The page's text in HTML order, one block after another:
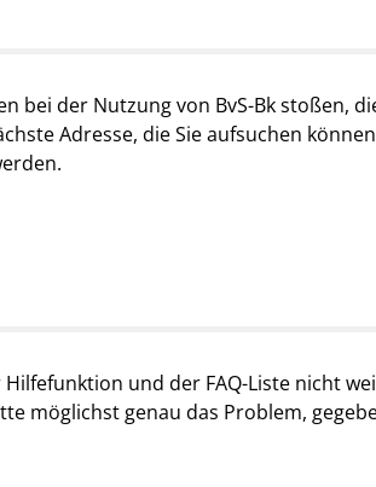
bei der Nutzung von BvS-Bk stoßen,
Adresse, die Sie aufsuchen
und der FAQ-Liste nicht
möglichst genau das Problem,